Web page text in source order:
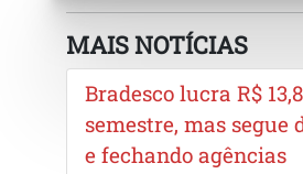
MAIS NOTÍCIAS
Bradesco lucra R$
semestre, mas segue
e fechando agências